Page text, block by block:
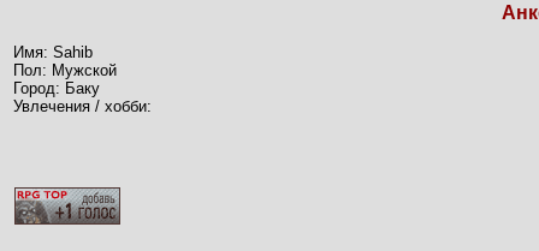
Имя: Sahib
Пол: Мужской
Город: Баку
Увлечения / хобби: